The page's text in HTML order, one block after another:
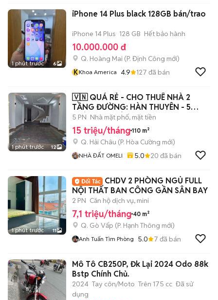
1 phút trước 6
iPhone 14 Plus black 128GB bán/trao
iPhone 14 Plus 128 GB Hết bảo hành
10.000.000 đ
Q. Hoàng Mai (P. Định Công mới)
KKhoa America 4.9 127 đã bán
1 phút trước 12
🇻🇳 QUÁ RẺ - CHO THUÊ NHÀ 2
TẦNG ĐƯỜNG: HÀN THUYÊN - 5
PHÒNG - NHÀ RỘNG
5 PN Nhà mặt phố, mặt tiền
15 triệu/tháng 110 m²
Q. Hải Châu (P. Hòa Cường mới)
NHÀ ĐẤT OMELI 5.0 20 đã bán
1 phút trước 11
CHDV 2 PHÒNG NGỦ FULL
NỘI THẤT BAN CÔNG GẦN SÂN BAY
2 PN Căn hộ dịch vụ, mini
7,1 triệu/tháng 40 m²
Q. Gò Vấp (P. Hạnh Thông mới)
Anh Tuấn Tìm Phòng 5.0 7 đã bán
Mô Tô CB250P, Đk Lại 2024 Odo 88k
Bstp Chính Chủ.
2024 Tay côn/Moto Trên 175 cc Đã sử
dụng